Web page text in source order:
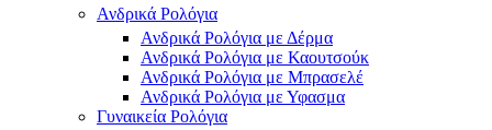
Ανδρικά Ρολόγια
Ανδρικά Ρολόγια με Δέρμα
Ανδρικά Ρολόγια με Καουτσούκ
Ανδρικά Ρολόγια με Μπρασελέ
Ανδρικά Ρολόγια με Υφασμα
Γυναικεία Ρολόγια